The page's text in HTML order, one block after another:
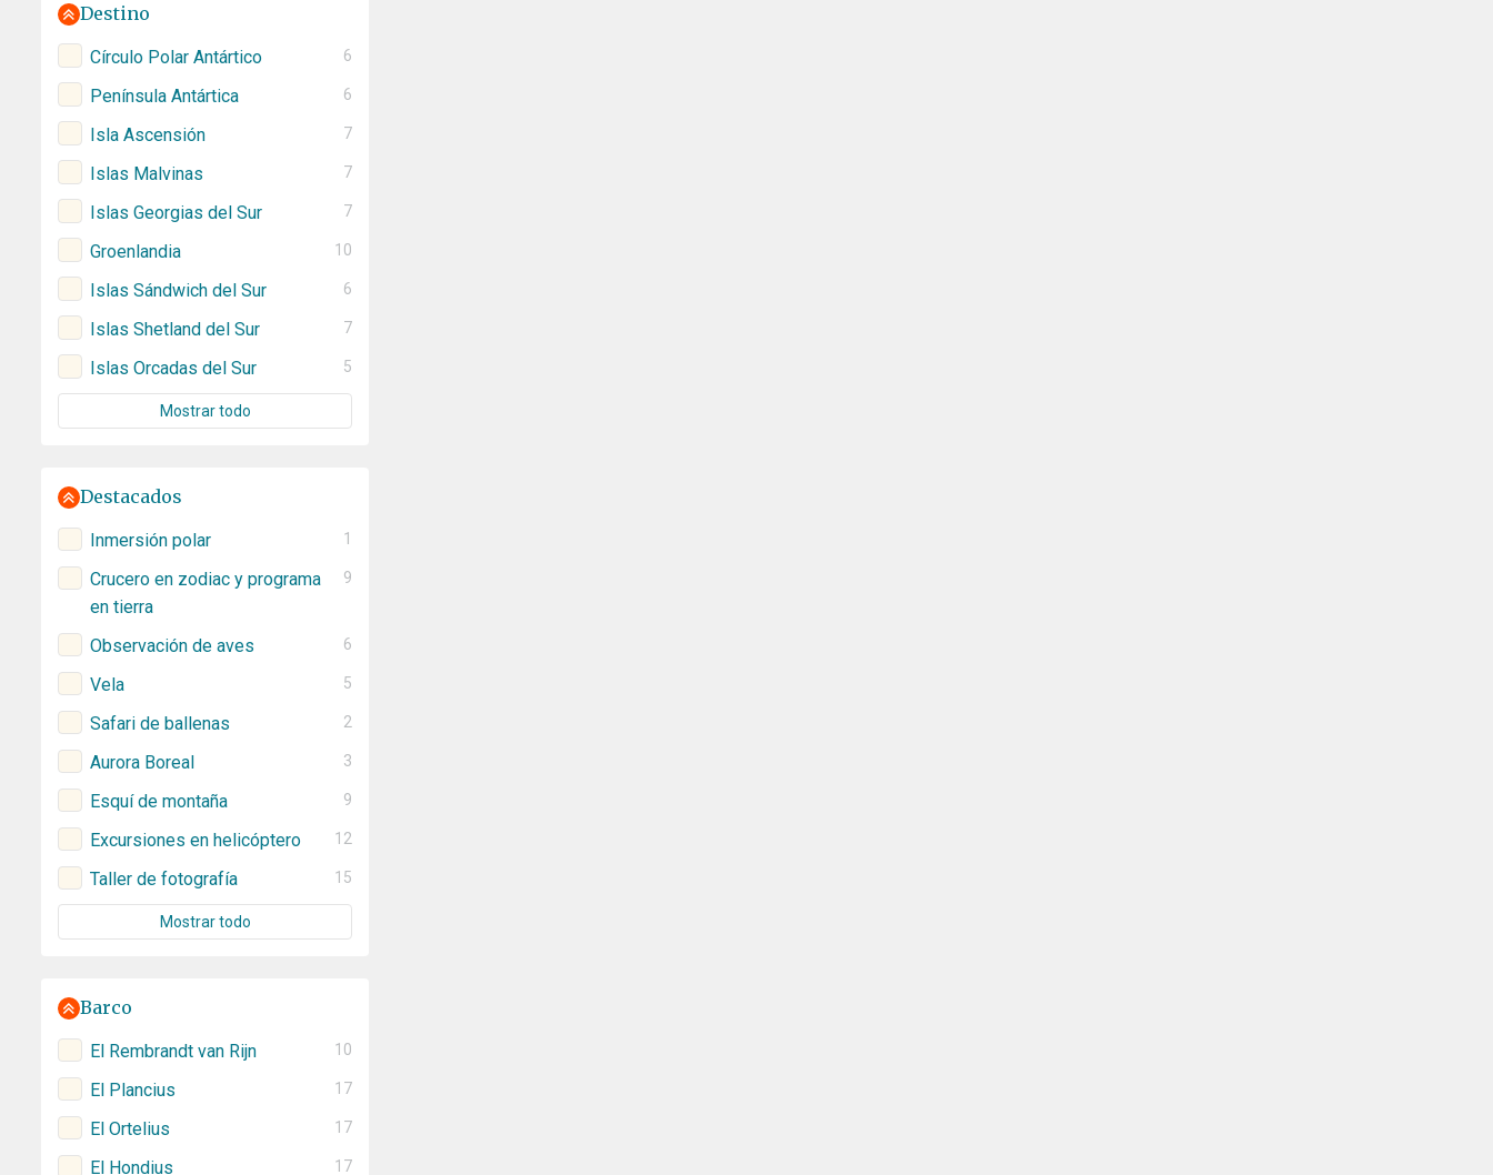
Destino
Círculo Polar Antártico 6
Península Antártica 6
Isla Ascensión 7
Islas Malvinas 7
Islas Georgias del Sur 7
Groenlandia 10
Islas Sándwich del Sur 6
Islas Shetland del Sur 7
Islas Orcadas del Sur 5
Mostrar todo
Destacados
Inmersión polar 1
Crucero en zodiac y programa
en tierra
9
Observación de aves 6
Vela 5
Safari de ballenas 2
Aurora Boreal 3
Esquí de montaña 9
Excursiones en helicóptero 12
Taller de fotografía 15
Mostrar todo
Barco
El Rembrandt van Rijn 10
El Plancius 17
El Ortelius 17
El Hondius 17